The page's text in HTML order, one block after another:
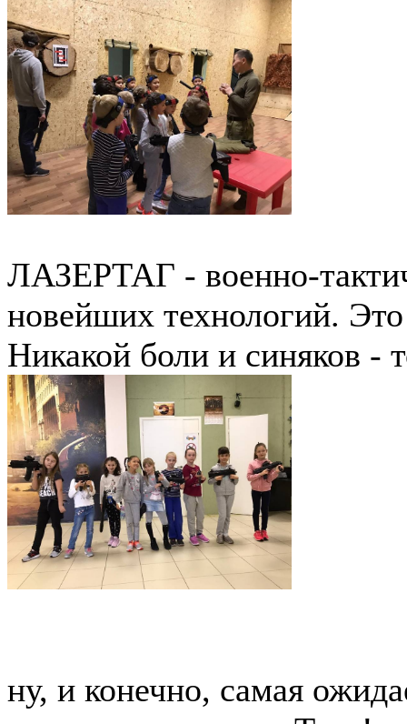
ЛАЗЕРТАГ - военно-
новейших технологий.
Никакой боли и синяков -
ну, и конечно, самая